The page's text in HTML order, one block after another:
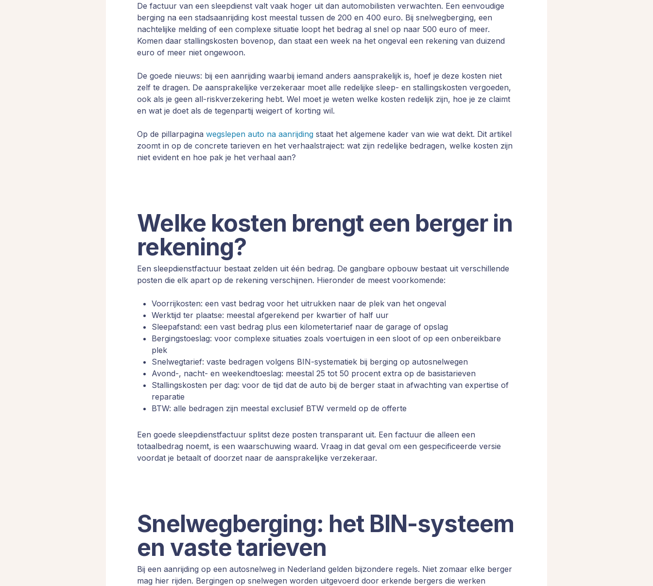
De factuur van een sleepdienst valt vaak hoger uit dan automobilisten verwachten. Een eenvoudige
berging na een stadsaanrijding kost meestal tussen de 200 en 400 euro. Bij snelwegberging, een
nachtelijke melding of een complexe situatie loopt het bedrag al snel op naar 500 euro of meer.
Komen daar stallingskosten bovenop, dan staat een week na het ongeval een rekening van duizend
euro of meer niet ongewoon.
De goede nieuws: bij een aanrijding waarbij iemand anders aansprakelijk is, hoef je deze kosten niet
zelf te dragen. De aansprakelijke verzekeraar moet alle redelijke sleep- en stallingskosten vergoeden,
ook als je geen all-riskverzekering hebt. Wel moet je weten welke kosten redelijk zijn, hoe je ze claimt
en wat je doet als de tegenpartij weigert of korting wil.
Op de pillarpaginawegslepen auto na aanrijding staat het algemene kader van wie wat dekt. Dit artikel
zoomt in op de concrete tarieven en het verhaalstraject: wat zijn redelijke bedragen, welke kosten zijn
niet evident en hoe pak je het verhaal aan?
Welke kosten brengt een berger in
rekening?
Een sleepdienstfactuur bestaat zelden uit één bedrag. De gangbare opbouw bestaat uit verschillende
posten die elk apart op de rekening verschijnen. Hieronder de meest voorkomende:
Voorrijkosten: een vast bedrag voor het uitrukken naar de plek van het ongeval
Werktijd ter plaatse: meestal afgerekend per kwartier of half uur
Sleepafstand: een vast bedrag plus een kilometertarief naar de garage of opslag
Bergingstoeslag: voor complexe situaties zoals voertuigen in een sloot of op een onbereikbare
plek
Snelwegtarief: vaste bedragen volgens BIN-systematiek bij berging op autosnelwegen
Avond-, nacht- en weekendtoeslag: meestal 25 tot 50 procent extra op de basistarieven
Stallingskosten per dag: voor de tijd dat de auto bij de berger staat in afwachting van expertise of
reparatie
BTW: alle bedragen zijn meestal exclusief BTW vermeld op de offerte
Een goede sleepdienstfactuur splitst deze posten transparant uit. Een factuur die alleen een
totaalbedrag noemt, is een waarschuwing waard. Vraag in dat geval om een gespecificeerde versie
voordat je betaalt of doorzet naar de aansprakelijke verzekeraar.
Snelwegberging: het BIN-systeem
en vaste tarieven
Bij een aanrijding op een autosnelweg in Nederland gelden bijzondere regels. Niet zomaar elke berger
mag hier rijden. Bergingen op snelwegen worden uitgevoerd door erkende bergers die werken